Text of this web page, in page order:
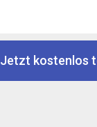
Jetzt kostenlos